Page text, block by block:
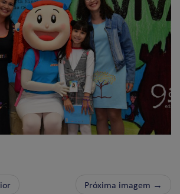
Próxima imagem →